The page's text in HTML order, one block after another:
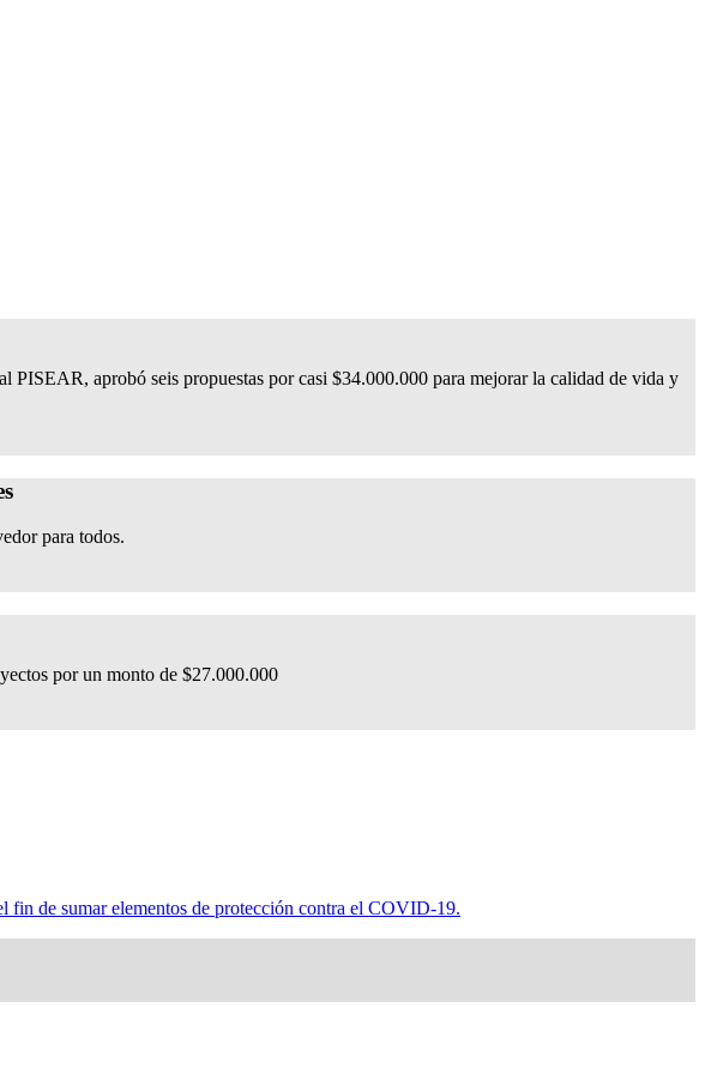
aprobó seis propuestas por casi $34.000.000 para mejorar la calidad de vida y
para todos.
por un monto de $27.000.000
fin de sumar elementos de protección contra el COVID-19.